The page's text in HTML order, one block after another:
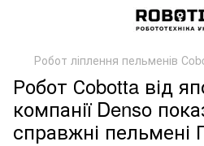
Робот ліплення пельменів
Робот Сobotta від
компанії Denso
справжні пельмені